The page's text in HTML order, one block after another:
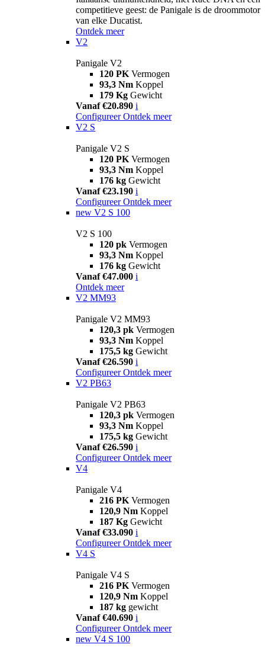
competitieve geest: de Panigale is de droommotor
van elke Ducatist.
Ontdek meer
V2
Panigale V2
120 PK Vermogen
93,3 Nm Koppel
179 Kg Gewicht
Vanaf €20.890 i
Configureer Ontdek meer
V2 S
Panigale V2 S
120 PK Vermogen
93,3 Nm Koppel
176 kg Gewicht
Vanaf €23.190 i
Configureer Ontdek meer
new V2 S 100
V2 S 100
120 pk Vermogen
93,3 Nm Koppel
176 kg Gewicht
Vanaf €47.000 i
Ontdek meer
V2 MM93
Panigale V2 MM93
120,3 pk Vermogen
93,3 Nm Koppel
175,5 kg Gewicht
Vanaf €26.590 i
Configureer Ontdek meer
V2 PB63
Panigale V2 PB63
120,3 pk Vermogen
93,3 Nm Koppel
175,5 kg Gewicht
Vanaf €26.590 i
Configureer Ontdek meer
V4
Panigale V4
216 PK Vermogen
120,9 Nm Koppel
187 Kg Gewicht
Vanaf €33.090 i
Configureer Ontdek meer
V4 S
Panigale V4 S
216 PK Vermogen
120,9 Nm Koppel
187 kg gewicht
Vanaf €40.690 i
Configureer Ontdek meer
new V4 S 100